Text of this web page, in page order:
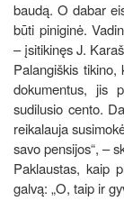
baudą. O dabar
būti piniginė.
– įsitikinęs J.
Palangiškis tikino,
dokumentus, jis
sudilusio cento.
reikalauja
savo pensijos“, –
Paklaustas, kaip
galvą: „O, taip ir